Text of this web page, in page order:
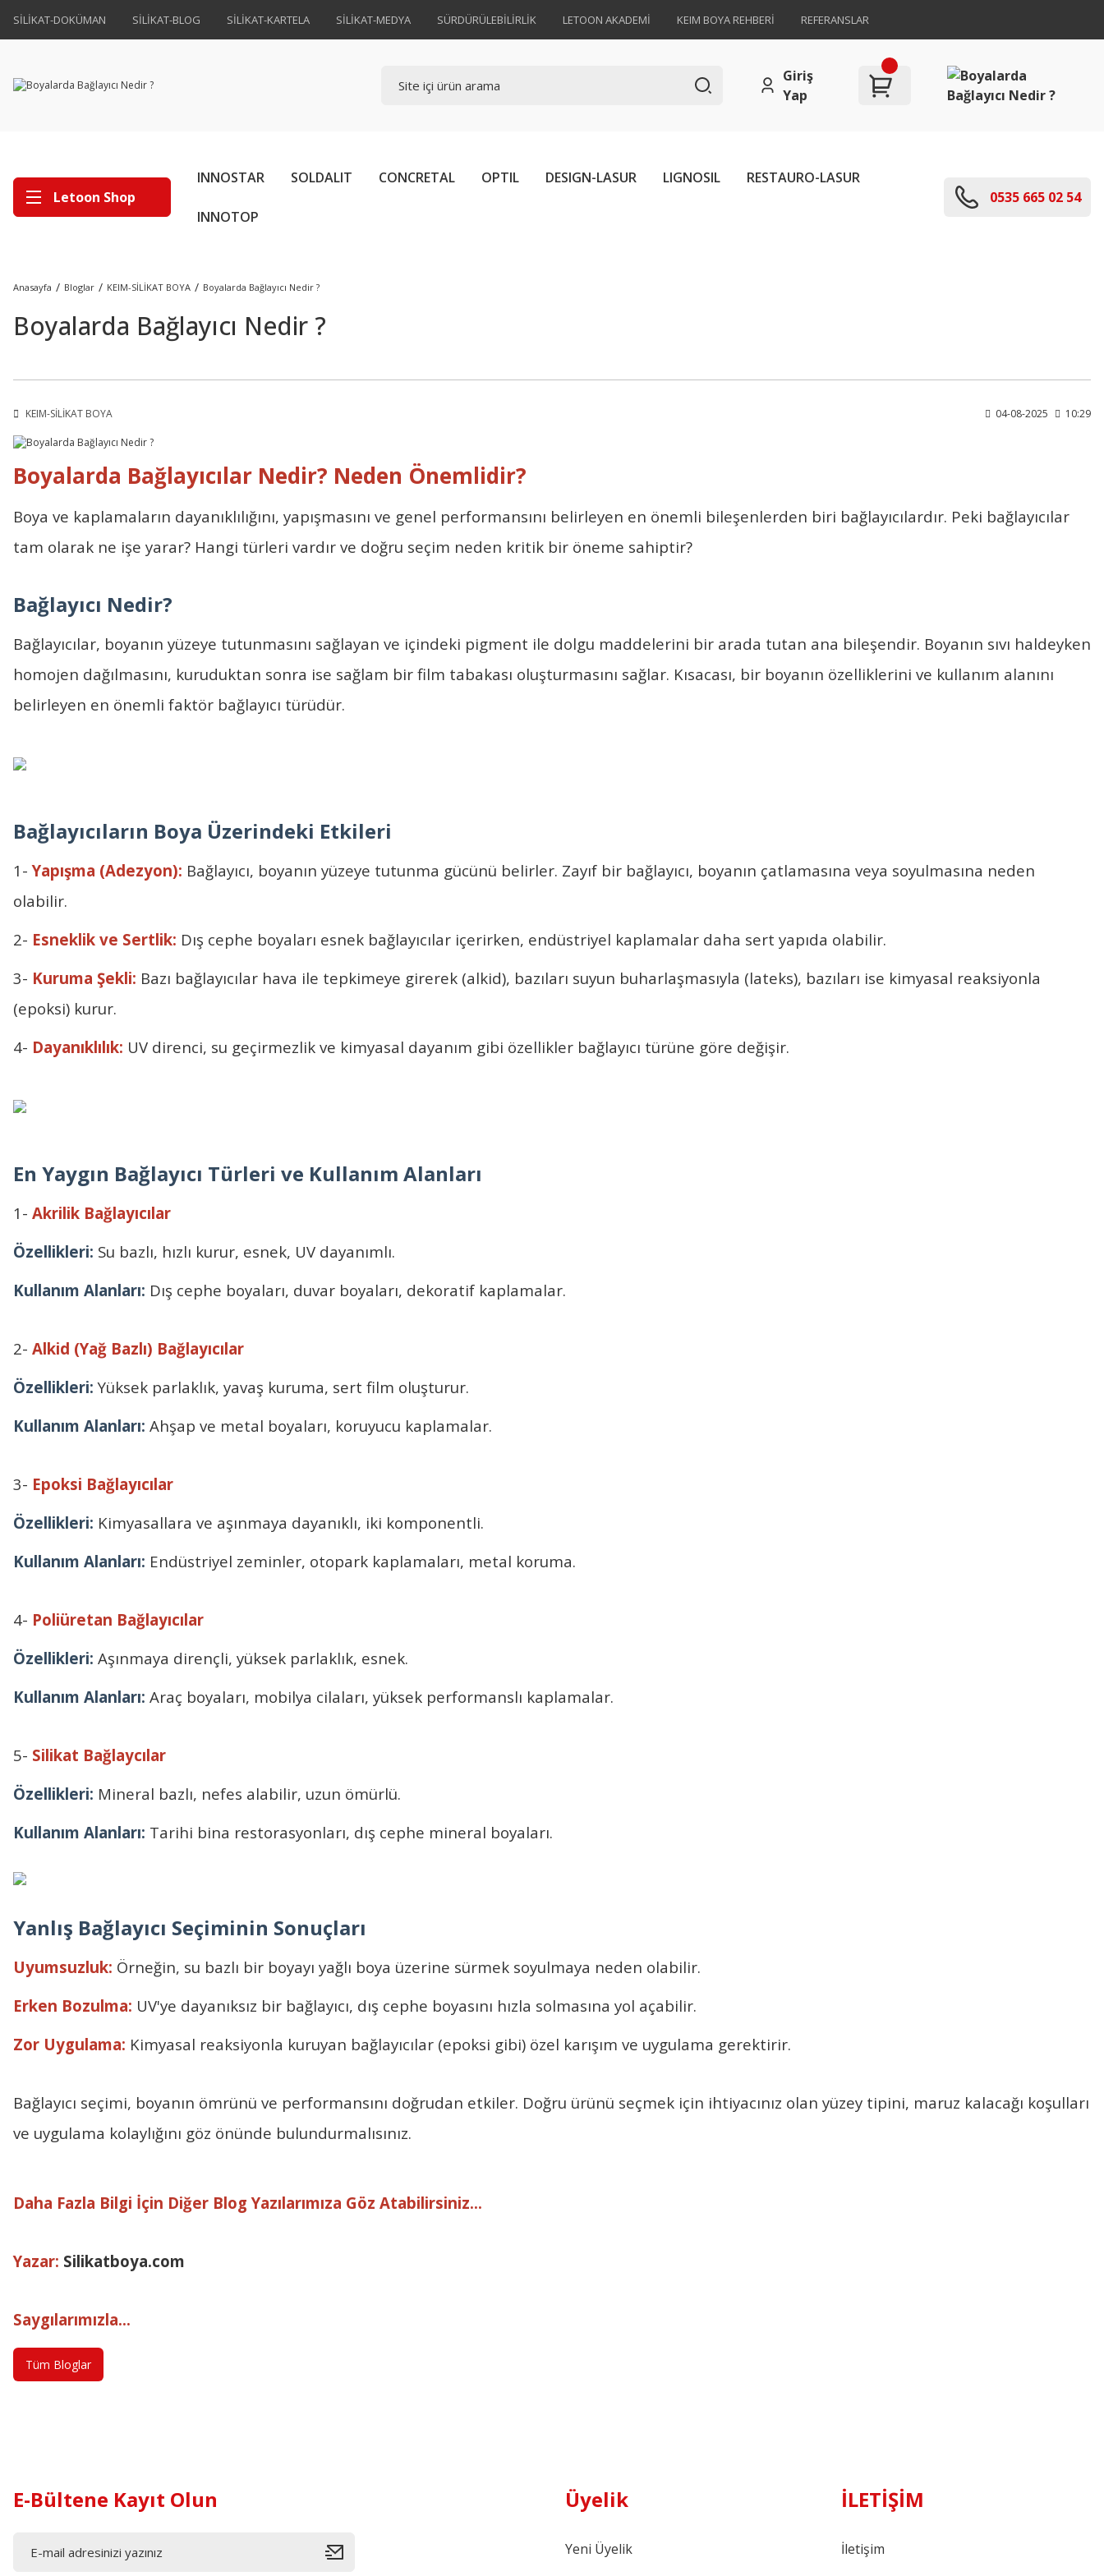
SİLİKAT-DOKÜMAN SİLİKAT-BLOG SİLİKAT-KARTELA SİLİKAT-MEDYA SÜRDÜRÜLEBİLİRLİK LETOON AKADEMİ KEIM BOYA REHBERİ REFERANSLAR
Giriş
Yap
Letoon Shop
INNOSTAR SOLDALIT CONCRETAL OPTIL DESIGN-LASUR LIGNOSIL RESTAURO-LASUR
INNOTOP
0535 665 02 54
Anasayfa Bloglar KEIM-SİLİKAT BOYA Boyalarda Bağlayıcı Nedir ?
Boyalarda Bağlayıcı Nedir ?
KEIM-SİLİKAT BOYA 04-08-2025 10:29
Boyalarda Bağlayıcılar Nedir? Neden Önemlidir?
Boya ve kaplamaların dayanıklılığını, yapışmasını ve genel performansını belirleyen en önemli bileşenlerden biri bağlayıcılardır. Peki bağlayıcılar
tam olarak ne işe yarar? Hangi türleri vardır ve doğru seçim neden kritik bir öneme sahiptir?
Bağlayıcı Nedir?
Bağlayıcılar, boyanın yüzeye tutunmasını sağlayan ve içindeki pigment ile dolgu maddelerini bir arada tutan ana bileşendir. Boyanın sıvı haldeyken
homojen dağılmasını, kuruduktan sonra ise sağlam bir film tabakası oluşturmasını sağlar. Kısacası, bir boyanın özelliklerini ve kullanım alanını
belirleyen en önemli faktör bağlayıcı türüdür.
Bağlayıcıların Boya Üzerindeki Etkileri
1-Yapışma (Adezyon): Bağlayıcı, boyanın yüzeye tutunma gücünü belirler. Zayıf bir bağlayıcı, boyanın çatlamasına veya soyulmasına neden
olabilir.
2- Esneklik ve Sertlik: Dış cephe boyaları esnek bağlayıcılar içerirken, endüstriyel kaplamalar daha sert yapıda olabilir.
3- Kuruma Şekli: Bazı bağlayıcılar hava ile tepkimeye girerek (alkid), bazıları suyun buharlaşmasıyla (lateks), bazıları ise kimyasal reaksiyonla
(epoksi) kurur.
4- Dayanıklılık: UV direnci, su geçirmezlik ve kimyasal dayanım gibi özellikler bağlayıcı türüne göre değişir.
En Yaygın Bağlayıcı Türleri ve Kullanım Alanları
1- Akrilik Bağlayıcılar
Özellikleri: Su bazlı, hızlı kurur, esnek, UV dayanımlı.
Kullanım Alanları: Dış cephe boyaları, duvar boyaları, dekoratif kaplamalar.
2- Alkid (Yağ Bazlı) Bağlayıcılar
Özellikleri: Yüksek parlaklık, yavaş kuruma, sert film oluşturur.
Kullanım Alanları: Ahşap ve metal boyaları, koruyucu kaplamalar.
3- Epoksi Bağlayıcılar
Özellikleri: Kimyasallara ve aşınmaya dayanıklı, iki komponentli.
Kullanım Alanları: Endüstriyel zeminler, otopark kaplamaları, metal koruma.
4- Poliüretan Bağlayıcılar
Özellikleri: Aşınmaya dirençli, yüksek parlaklık, esnek.
Kullanım Alanları: Araç boyaları, mobilya cilaları, yüksek performanslı kaplamalar.
5- Silikat Bağlaycılar
Özellikleri: Mineral bazlı, nefes alabilir, uzun ömürlü.
Kullanım Alanları: Tarihi bina restorasyonları, dış cephe mineral boyaları.
Yanlış Bağlayıcı Seçiminin Sonuçları
Uyumsuzluk: Örneğin, su bazlı bir boyayı yağlı boya üzerine sürmek soyulmaya neden olabilir.
Erken Bozulma: UV'ye dayanıksız bir bağlayıcı, dış cephe boyasını hızla solmasına yol açabilir.
Zor Uygulama: Kimyasal reaksiyonla kuruyan bağlayıcılar (epoksi gibi) özel karışım ve uygulama gerektirir.
Bağlayıcı seçimi, boyanın ömrünü ve performansını doğrudan etkiler. Doğru ürünü seçmek için ihtiyacınız olan yüzey tipini, maruz kalacağı koşulları
ve uygulama kolaylığını göz önünde bulundurmalısınız.
Daha Fazla Bilgi İçin Diğer Blog Yazılarımıza Göz Atabilirsiniz...
Yazar: Silikatboya.com
Saygılarımızla...
Tüm Bloglar
E-Bültene Kayıt Olun Üyelik
Yeni Üyelik
İLETİŞİM
İletişim